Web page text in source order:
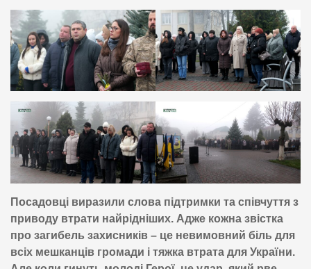
Посадовці виразили слова підтримки та співчуття з
приводу втрати найрідніших. Адже кожна звістка
про загибель захисників – це невимовний біль для
всіх мешканців громади і тяжка втрата для України.